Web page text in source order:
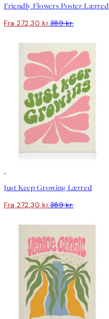
Friendly Flowers Poster Lærred
Fra 272,30 kr.389 kr.
Just Keep Growing Lærred
Fra 272,30 kr.389 kr.